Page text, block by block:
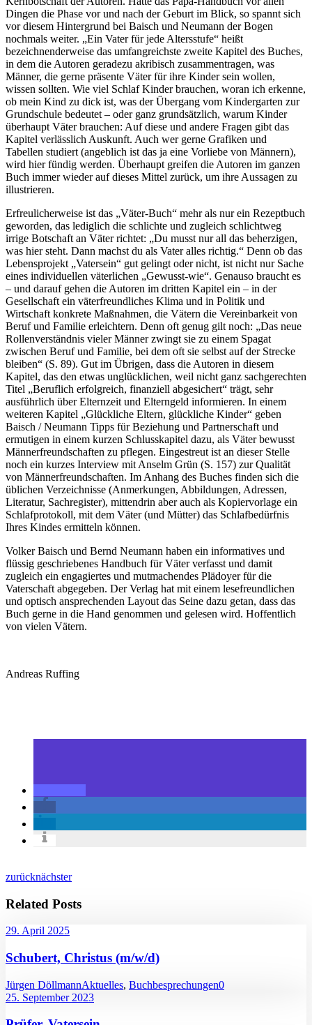
Dingen die Phase vor und nach der Geburt im Blick, so spannt sich
vor diesem Hintergrund bei Baisch und Neumann der Bogen
nochmals weiter. „Ein Vater für jede Altersstufe“ heißt
bezeichnenderweise das umfangreichste zweite Kapitel des Buches,
in dem die Autoren geradezu akribisch zusammentragen, was
Männer, die gerne präsente Väter für ihre Kinder sein wollen,
wissen sollten. Wie viel Schlaf Kinder brauchen, woran ich erkenne,
ob mein Kind zu dick ist, was der Übergang vom Kindergarten zur
Grundschule bedeutet – oder ganz grundsätzlich, warum Kinder
überhaupt Väter brauchen: Auf diese und andere Fragen gibt das
Kapitel verlässlich Auskunft. Auch wer gerne Grafiken und
Tabellen studiert (angeblich ist das ja eine Vorliebe von Männern),
wird hier fündig werden. Überhaupt greifen die Autoren im ganzen
Buch immer wieder auf dieses Mittel zurück, um ihre Aussagen zu
illustrieren.
Erfreulicherweise ist das „Väter-Buch“ mehr als nur ein Rezeptbuch
geworden, das lediglich die schlichte und zugleich schlichtweg
irrige Botschaft an Väter richtet: „Du musst nur all das beherzigen,
was hier steht. Dann machst du als Vater alles richtig.“ Denn ob das
Lebensprojekt „Vatersein“ gut gelingt oder nicht, ist nicht nur Sache
eines individuellen väterlichen „Gewusst-wie“. Genauso braucht es
– und darauf gehen die Autoren im dritten Kapitel ein – in der
Gesellschaft ein väterfreundliches Klima und in Politik und
Wirtschaft konkrete Maßnahmen, die Vätern die Vereinbarkeit von
Beruf und Familie erleichtern. Denn oft genug gilt noch: „Das neue
Rollenverständnis vieler Männer zwingt sie zu einem Spagat
zwischen Beruf und Familie, bei dem oft sie selbst auf der Strecke
bleiben“ (S. 89). Gut im Übrigen, dass die Autoren in diesem
Kapitel, das den etwas unglücklichen, weil nicht ganz sachgerechten
Titel „Beruflich erfolgreich, finanziell abgesichert“ trägt, sehr
ausführlich über Elternzeit und Elterngeld informieren. In einem
weiteren Kapitel „Glückliche Eltern, glückliche Kinder“ geben
Baisch / Neumann Tipps für Beziehung und Partnerschaft und
ermutigen in einem kurzen Schlusskapitel dazu, als Väter bewusst
Männerfreundschaften zu pflegen. Eingestreut ist an dieser Stelle
noch ein kurzes Interview mit Anselm Grün (S. 157) zur Qualität
von Männerfreundschaften. Im Anhang des Buches finden sich die
üblichen Verzeichnisse (Anmerkungen, Abbildungen, Adressen,
Literatur, Sachregister), mittendrin aber auch als Kopiervorlage ein
Schlafprotokoll, mit dem Väter (und Mütter) das Schlafbedürfnis
Ihres Kindes ermitteln können.
Volker Baisch und Bernd Neumann haben ein informatives und
flüssig geschriebenes Handbuch für Väter verfasst und damit
zugleich ein engagiertes und mutmachendes Plädoyer für die
Vaterschaft abgegeben. Der Verlag hat mit einem lesefreundlichen
und optisch ansprechenden Layout das Seine dazu getan, dass das
Buch gerne in die Hand genommen und gelesen wird. Hoffentlich
von vielen Vätern.
Andreas Ruffing
zurücknächster
Related Posts
29. April 2025
Schubert, Christus (m/w/d)
Jürgen DöllmannAktuelles, Buchbesprechungen0
25. September 2023